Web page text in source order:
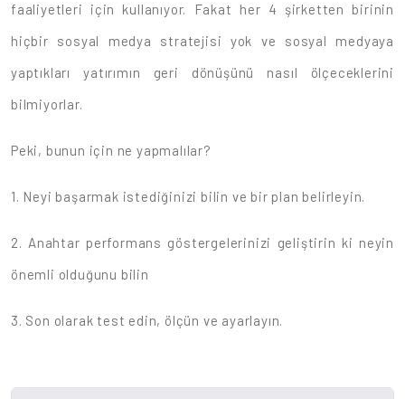
faaliyetleri için kullanıyor. Fakat her 4 şirketten birinin
hiçbir sosyal medya stratejisi yok ve sosyal medyaya
yaptıkları yatırımın geri dönüşünü nasıl ölçeceklerini
bilmiyorlar.
Peki, bunun için ne yapmalılar?
1. Neyi başarmak istediğinizi bilin ve bir plan belirleyin.
2. Anahtar performans göstergelerinizi geliştirin ki neyin
önemli olduğunu bilin
3. Son olarak test edin, ölçün ve ayarlayın.